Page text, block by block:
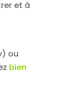
et à
ou
bien